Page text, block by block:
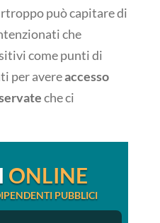
può capitare di
che
come punti di
per avereaccesso
che ci
ONLINE
PUBBLICI